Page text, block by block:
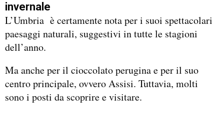
invernale
L’Umbria è certamente nota per i suoi spettacolari
paesaggi naturali, suggestivi in tutte le stagioni
dell’anno.
Ma anche per il cioccolato perugina e per il suo
centro principale, ovvero Assisi. Tuttavia, molti
sono i posti da scoprire e visitare.